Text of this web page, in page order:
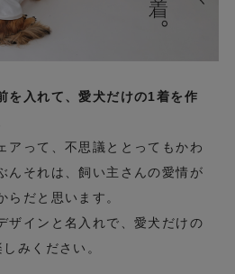
を入れて、愛犬だけの1着を作
アって、不思議ととってもかわ
んそれは、飼い主さんの愛情が
らだと思います。
ザインと名入れで、愛犬だけの
みください。